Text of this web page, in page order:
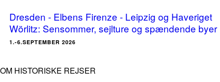
Dresden - Elbens Firenze - Leipzig og Haveriget
Wörlitz: Sensommer, sejlture og spændende byer
1.-6.SEPTEMBER 2026
OM HISTORISKE REJSER